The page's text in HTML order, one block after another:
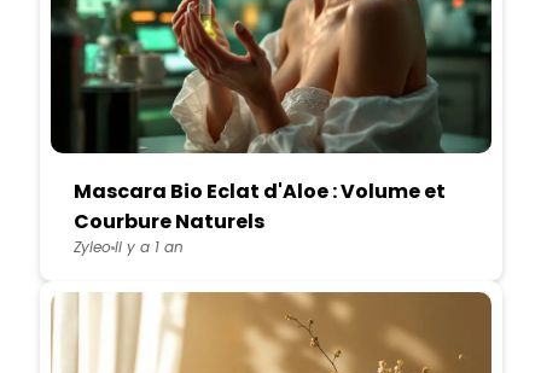
Mascara Bio Eclat d'Aloe : Volume et
Courbure Naturels
ZyleoIl y a 1 an